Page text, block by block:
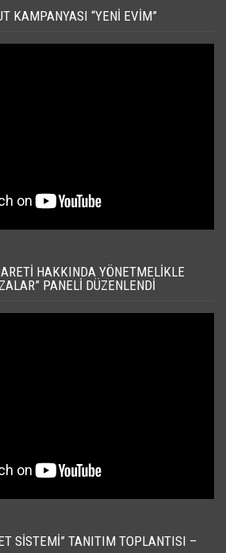
KAMPANYASI “YENI EVIM”
HAKKINDA YÖNETMELIKLE
PANELI DÜZENLENDI
SISTEMI” TANITIM TOPLANTISI –